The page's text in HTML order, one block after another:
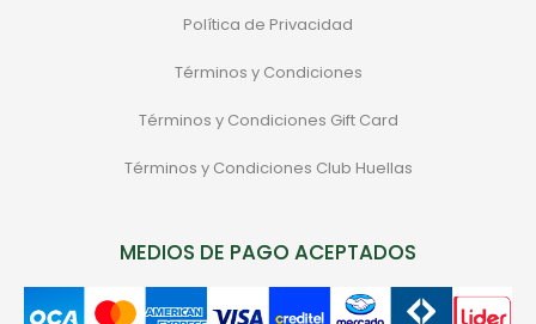
Política de Privacidad
Términos y Condiciones
Términos y Condiciones Gift Card
Términos y Condiciones Club Huellas
MEDIOS DE PAGO ACEPTADOS